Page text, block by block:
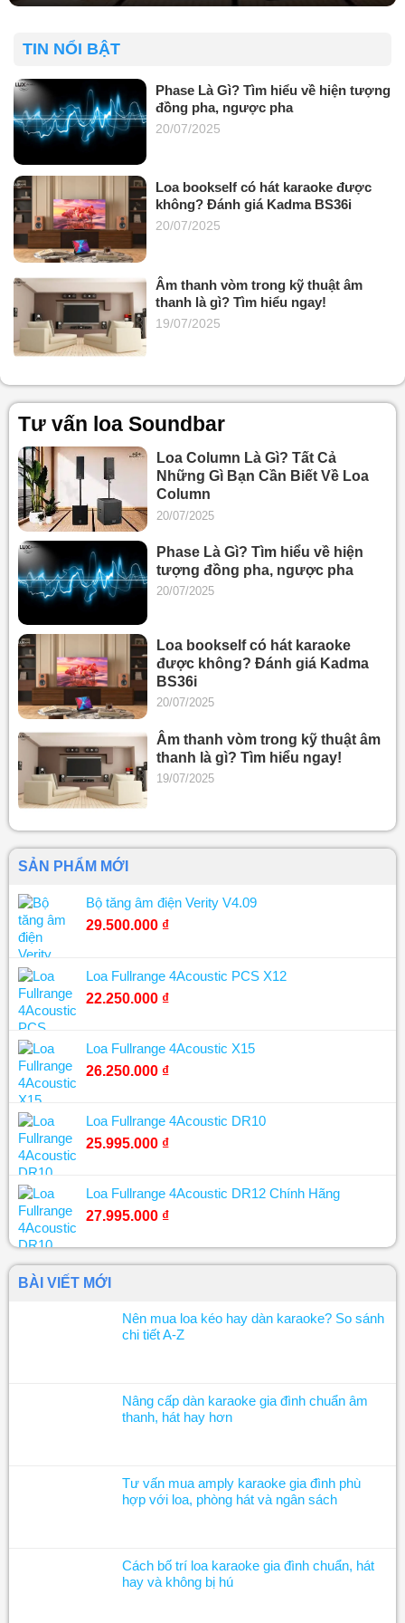
TIN NỔI BẬT
Phase Là Gì? Tìm hiểu về hiện tượng
đồng pha, ngược pha
20/07/2025
Loa bookself có hát karaoke được
không? Đánh giá Kadma BS36i
20/07/2025
Âm thanh vòm trong kỹ thuật âm
thanh là gì? Tìm hiểu ngay!
19/07/2025
Tư vấn loa Soundbar
Loa Column Là Gì? Tất Cả
Những Gì Bạn Cần Biết Về Loa
Column
20/07/2025
Phase Là Gì? Tìm hiểu về hiện
tượng đồng pha, ngược pha
20/07/2025
Loa bookself có hát karaoke
được không? Đánh giá Kadma
BS36i
20/07/2025
Âm thanh vòm trong kỹ thuật âm
thanh là gì? Tìm hiểu ngay!
19/07/2025
SẢN PHẨM MỚI
Bộ tăng âm điện Verity V4.09
29.500.000 ₫
Loa Fullrange 4Acoustic PCS X12
22.250.000 ₫
Loa Fullrange 4Acoustic X15
26.250.000 ₫
Loa Fullrange 4Acoustic DR10
25.995.000 ₫
Loa Fullrange 4Acoustic DR12 Chính Hãng
27.995.000 ₫
BÀI VIẾT MỚI
Nên mua loa kéo hay dàn karaoke? So sánh
chi tiết A-Z
Nâng cấp dàn karaoke gia đình chuẩn âm
thanh, hát hay hơn
Tư vấn mua amply karaoke gia đình phù
hợp với loa, phòng hát và ngân sách
Cách bố trí loa karaoke gia đình chuẩn, hát
hay và không bị hú